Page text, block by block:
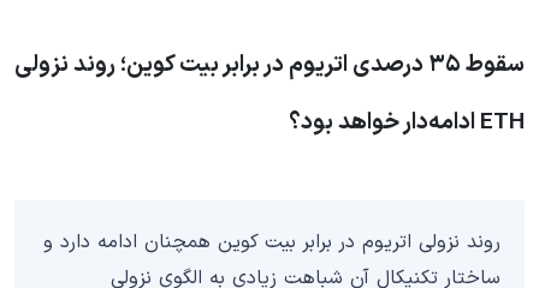
سقوط ۳۵ درصدی اتریوم در برابر بیت کوین؛ روند نزولی
ETH ادامه‌دار خواهد بود؟
روند نزولی اتریوم در برابر بیت کوین همچنان ادامه دارد و
ساختار تکنیکال آن شباهت زیادی به الگوی نزولی